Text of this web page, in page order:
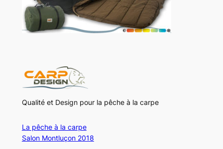
Qualité et Design pour la pêche à la carpe
La pêche à la carpe
Salon Montluçon 2018